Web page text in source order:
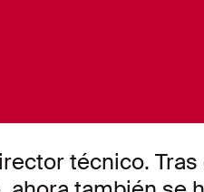
técnico. Tras